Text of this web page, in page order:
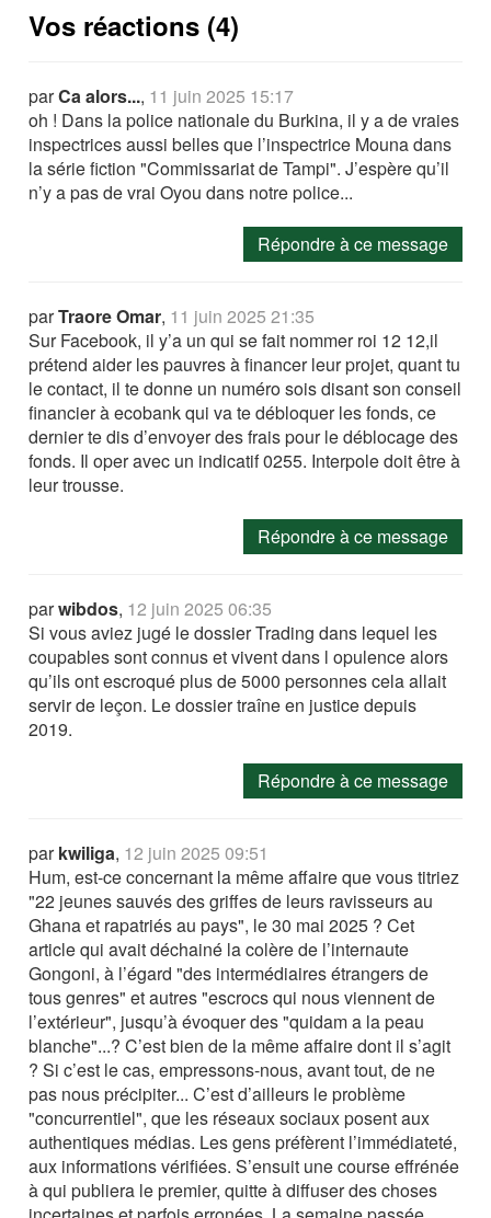
Vos réactions (4)
parCa alors..., 11 juin 2025 15:17
oh ! Dans la police nationale du Burkina, il y a de vraies
inspectrices aussi belles que l’inspectrice Mouna dans
la série fiction "Commissariat de Tampi". J’espère qu’il
n’y a pas de vrai Oyou dans notre police...
Répondre à ce message
parTraore Omar, 11 juin 2025 21:35
Sur Facebook, il y’a un qui se fait nommer roi 12 12,il
prétend aider les pauvres à financer leur projet, quant tu
le contact, il te donne un numéro sois disant son conseil
financier à ecobank qui va te débloquer les fonds, ce
dernier te dis d’envoyer des frais pour le déblocage des
fonds. Il oper avec un indicatif 0255. Interpole doit être à
leur trousse.
Répondre à ce message
parwibdos, 12 juin 2025 06:35
Si vous aviez jugé le dossier Trading dans lequel les
coupables sont connus et vivent dans l opulence alors
qu’ils ont escroqué plus de 5000 personnes cela allait
servir de leçon. Le dossier traîne en justice depuis
2019.
Répondre à ce message
parkwiliga, 12 juin 2025 09:51
Hum, est-ce concernant la même affaire que vous titriez
"22 jeunes sauvés des griffes de leurs ravisseurs au
Ghana et rapatriés au pays", le 30 mai 2025 ? Cet
article qui avait déchainé la colère de l’internaute
Gongoni, à l’égard "des intermédiaires étrangers de
tous genres" et autres "escrocs qui nous viennent de
l’extérieur", jusqu’à évoquer des "quidam a la peau
blanche"...? C’est bien de la même affaire dont il s’agit
? Si c’est le cas, empressons-nous, avant tout, de ne
pas nous précipiter... C’est d’ailleurs le problème
"concurrentiel", que les réseaux sociaux posent aux
authentiques médias. Les gens préfèrent l’immédiateté,
aux informations vérifiées. S’ensuit une course effrénée
à qui publiera le premier, quitte à diffuser des choses